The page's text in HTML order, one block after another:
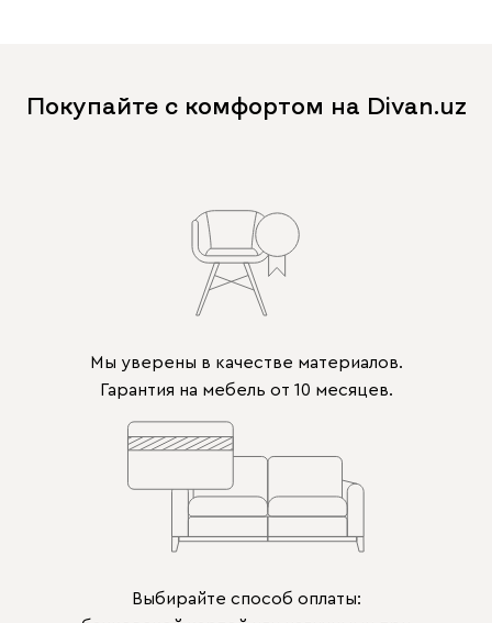
Покупайте с комфортом на Divan.uz
Мы уверены в качестве материалов.
Гарантия на мебель от 10 месяцев.
Выбирайте способ оплаты: